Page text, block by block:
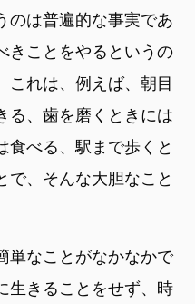
のは普遍的な事実であ
きことをやるというの
これは、例えば、朝目
る、歯を磨くときには
食べる、駅まで歩くと
で、そんな大胆なこと
単なことがなかなかで
生きることをせず、時